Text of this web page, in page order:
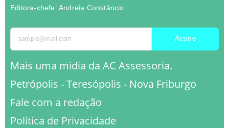
Editora-chefe: Andreia Constâncio
Assine
Mais uma midia da AC Assessoria.
Petrópolis - Teresópolis - Nova Friburgo
Fale com a redação
Política de Privacidade